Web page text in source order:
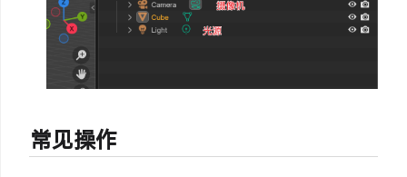
常见操作